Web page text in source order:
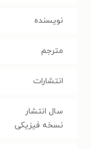
نویسنده
مترجم
انتشارات
سال انتشار
نسخه فیزیکی